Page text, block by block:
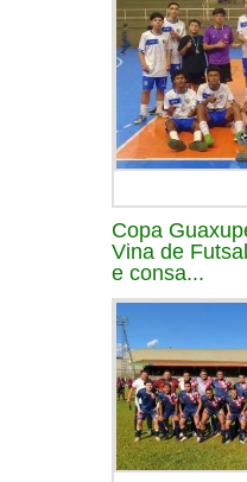
Copa
Vina de
e consa...